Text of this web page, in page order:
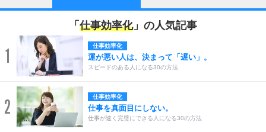
「 仕事効率化」の人気記事
1 仕事効率化
運が悪い人は、決まって「遅い」。
スピードのある人になる30の方法
2 仕事効率化
仕事を真面目にしない。
仕事が速く完璧にできる人になる30の方法